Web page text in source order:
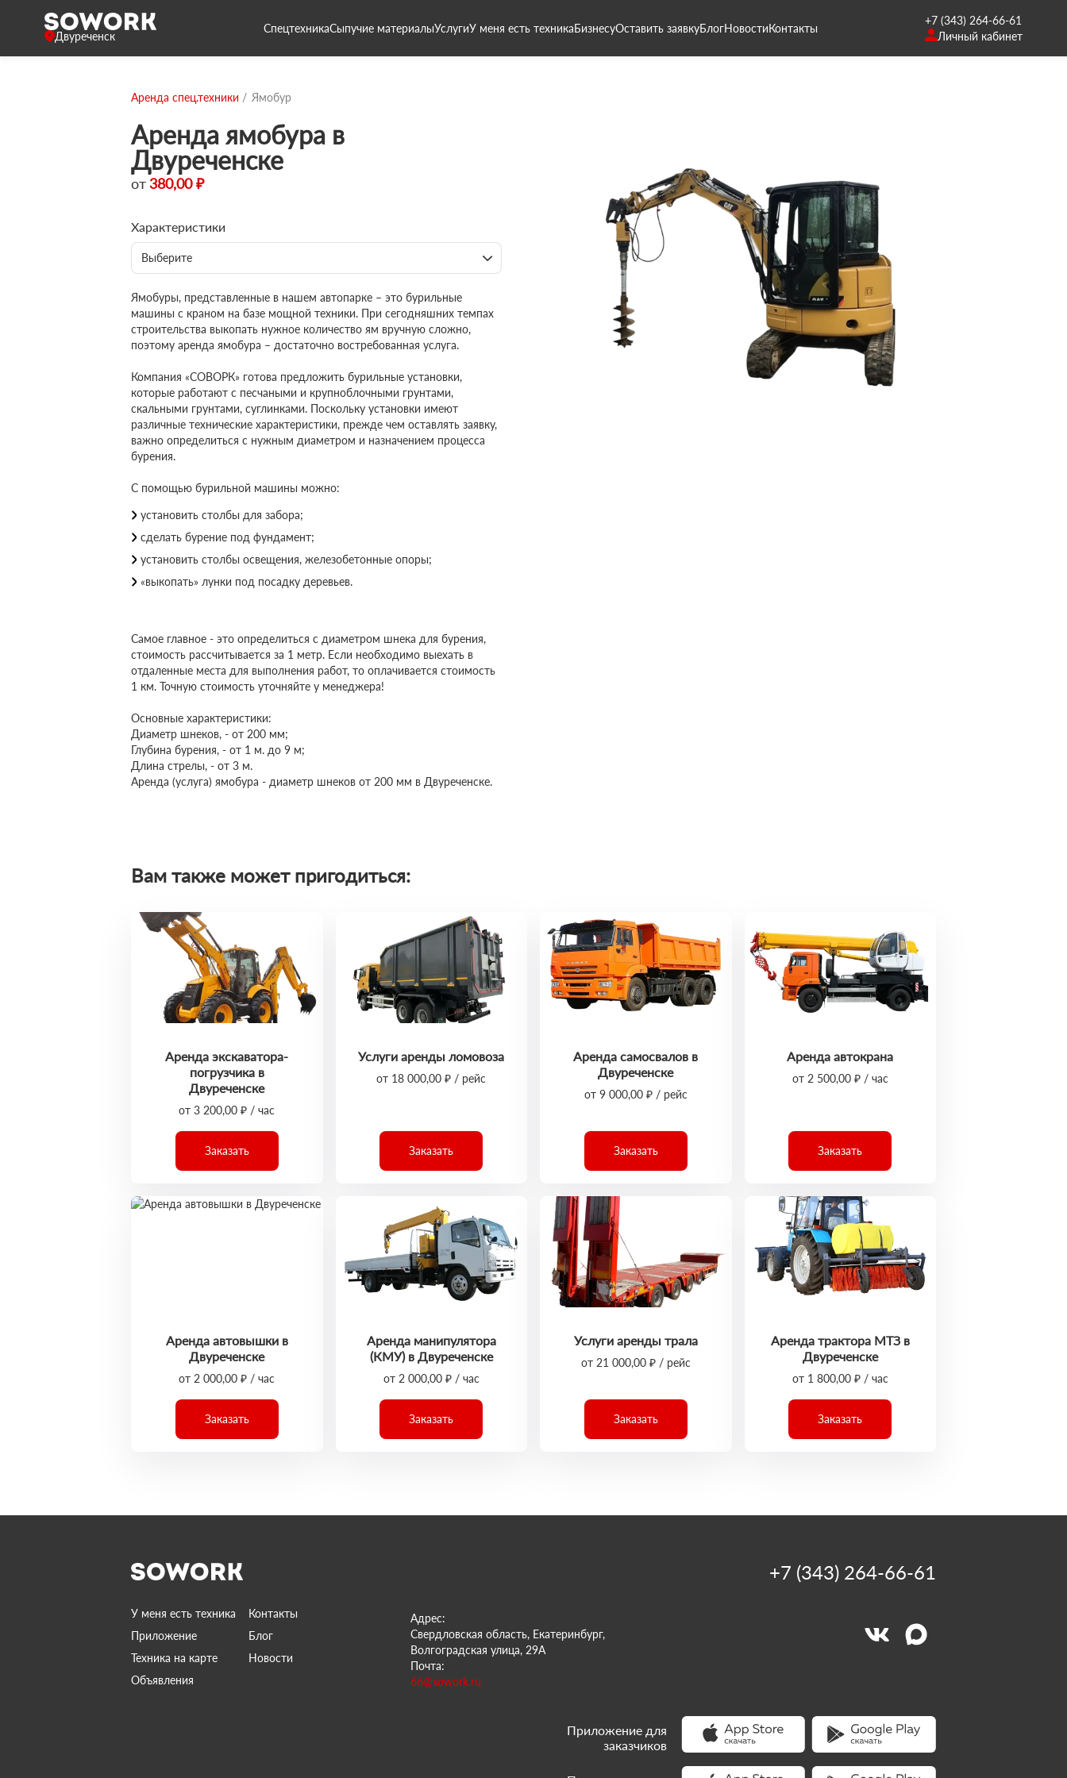
Двуреченск
СпецтехникаСыпучие материалыУслугиУ меня есть техникаБизнесуОставить заявкуБлогНовостиКонтакты
+7 (343) 264-66-61
Личный кабинет
Аренда спец.техники Ямобур
Аренда ямобура в
Двуреченске
от380,00 ₽
Характеристики
Выберите
Ямобуры, представленные в нашем автопарке – это бурильные
машины с краном на базе мощной техники. При сегодняшних темпах
строительства выкопать нужное количество ям вручную сложно,
поэтому аренда ямобура – достаточно востребованная услуга.
Компания «СОВОРК» готова предложить бурильные установки,
которые работают с песчаными и крупноблочными грунтами,
скальными грунтами, суглинками. Поскольку установки имеют
различные технические характеристики, прежде чем оставлять заявку,
важно определиться с нужным диаметром и назначением процесса
бурения.
С помощью бурильной машины можно:
установить столбы для забора;
сделать бурение под фундамент;
установить столбы освещения, железобетонные опоры;
«выкопать» лунки под посадку деревьев.
Самое главное - это определиться с диаметром шнека для бурения,
стоимость рассчитывается за 1 метр. Если необходимо выехать в
отдаленные места для выполнения работ, то оплачивается стоимость
1 км. Точную стоимость уточняйте у менеджера!
Основные характеристики:
Диаметр шнеков, - от 200 мм;
Глубина бурения, - от 1 м. до 9 м;
Длина стрелы, - от 3 м.
Аренда (услуга) ямобура - диаметр шнеков от 200 мм в Двуреченске.
Вам также может пригодиться:
Аренда экскаватора-
погрузчика в
Двуреченске
от 3 200,00 ₽ / час
Заказать
Услуги аренды ломовоза
от 18 000,00 ₽ / рейс
Заказать
Аренда самосвалов в
Двуреченске
от 9 000,00 ₽ / рейс
Заказать
Аренда автокрана
от 2 500,00 ₽ / час
Заказать
Аренда автовышки в
Двуреченске
от 2 000,00 ₽ / час
Заказать
Аренда манипулятора
(КМУ) в Двуреченске
от 2 000,00 ₽ / час
Заказать
Услуги аренды трала
от 21 000,00 ₽ / рейс
Заказать
Аренда трактора МТЗ в
Двуреченске
от 1 800,00 ₽ / час
Заказать
У меня есть техника
Контакты
Приложение
Блог
Техника на карте
Новости
Объявления
Адрес:
Свердловская область, Екатеринбург,
Волгоградская улица, 29А
Почта:
66@sowork.ru
+7 (343) 264-66-61
Приложение для
заказчиков